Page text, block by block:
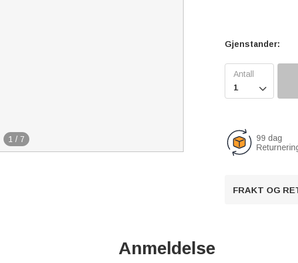
1 / 7
Gjenstander:

99 dag
FRAKT OG
Anmeldelse